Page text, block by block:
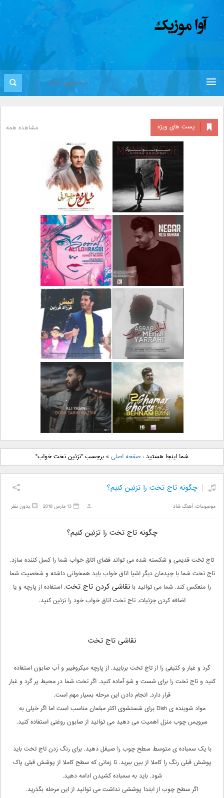
پست های ویژه مشاهده همه
دانلود آلبوم جدید سیروان
خسروی بنام مونولوگ
دانلود آهنگ جدید علیرضا
قربانی بنام خیال خوش
دانلود آهنگ جدید رضا
بهرام بنام نگار
دانلود آهنگ جدید علی
لهراسبی بنام صورت
دانلود آهنگ جدید مهدی
یراحی بنام اسرار
دانلود آهنگ جدید فرزاد
فرزین بنام آتیش
دانلود آهنگ جدید بهنام
بانی بنام قرص قمر 2
دانلود آهنگ جدید علی
یاسینی بنام دورترین نزدیک
شما اینجا هستید :صفحه اصلی »برچسب "تزئین تخت خواب"
چگونه تاج تخت را تزئین کنیم؟
موضوعات:آهنگ شاد بدون نظر 13 مارس 2018
چگونه تاج تخت را تزئین کنیم؟
تاج تخت قدیمی و شکسته شده می تواند فضای اتاق خواب شما را کسل کننده سازد.
تاج تخت شما با چیدمان دیگر اشیا اتاق خواب باید همخوانی داشته و شخصیت شما
را منعکس کند. شما می توانید با نقاشی کردن تاج تخت, استفاده از پارچه و یا
اضافه کردن جزئیات, تاج تخت اتاق خواب خود را تزئین کنید.
نقاشی تاج تخت
گرد و غبار و کثیفی را از تاج تخت بربایید. از پارچه میکروفیبر و آب صابون استفاده
کنید و تاج تخت را برای شست و شو آماده کنید. اگر تخت شما در محیط پر گرد و غبار
قرار دارد, انجام دادن این مرحله بسیار مهم است.
مواد شوینده ی Dish برای شستشوی اکثر مبلمان مناسب است اما اگر خیلی به
سرویس چوب منزل اهمیت می دهید می توانید از صابون روغنی استفاده کنید.
با یک سمباده ی متوسط سطح چوب را صیقل دهید. برای رنگ زدن تاج تخت باید
پوشش قبلی رنگ را کاملا از بین ببرید. تا زمانی که سطح کاملا از پوشش قبلی پاک
شود, باید به سمباده کشیدن ادامه دهید.
اگر سطح چوب از ابتدا پوششی نداشت می توانید از این مرحله بگذرید.